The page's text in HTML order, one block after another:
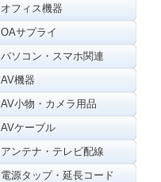
オフィス機器
OAサプライ
パソコン・スマホ関連
AV機器
AV小物・カメラ用品
AVケーブル
アンテナ・テレビ配線
電源タップ・延長コード